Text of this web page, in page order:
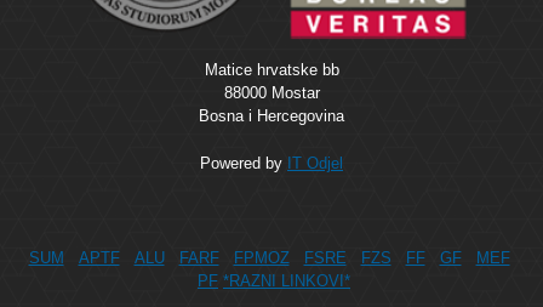
Matice hrvatske bb
88000 Mostar
Bosna i Hercegovina
Powered by IT Odjel
SUM APTF ALU FARF FPMOZ FSRE FZS FF GF
MEF
PF *RAZNI LINKOVI*